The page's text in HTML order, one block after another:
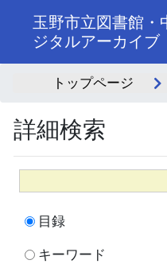
玉野市立図書館・
ジタルアーカイブ
トップページ
詳細検索
目録
キーワード